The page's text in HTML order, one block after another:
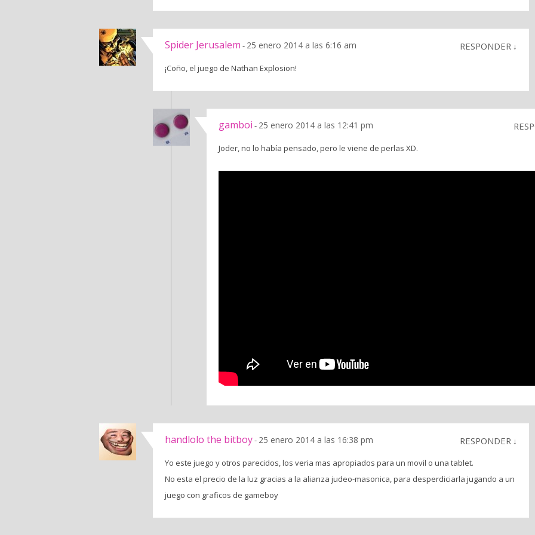
Spider Jerusalem - 25 enero 2014 a las 6:16 am RESPONDER ↓
¡Coño, el juego de Nathan Explosion!
gamboi - 25 enero 2014 a las 12:41 pm
Joder, no lo había pensado, pero le viene de perlas XD.
handlolo the bitboy- 25 enero 2014 a las 16:38 pm RESPONDER ↓
Yo este juego y otros parecidos, los veria mas apropiados para un movil o una tablet.
No esta el precio de la luz gracias a la alianza judeo-masonica, para desperdiciarla jugando a un
juego con graficos de gameboy